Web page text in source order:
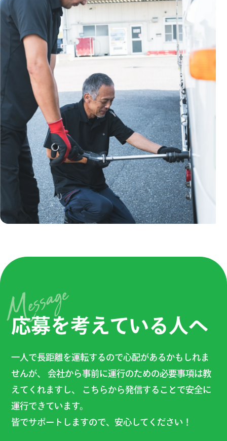
応募を考えている人へ
一人で長距離を運転するので心配があるかもしれま
せんが、 会社から事前に運行のための必要事項は教
えてくれますし、 こちらから発信することで安全に
運行できています。
皆でサポートしますので、安心してください！